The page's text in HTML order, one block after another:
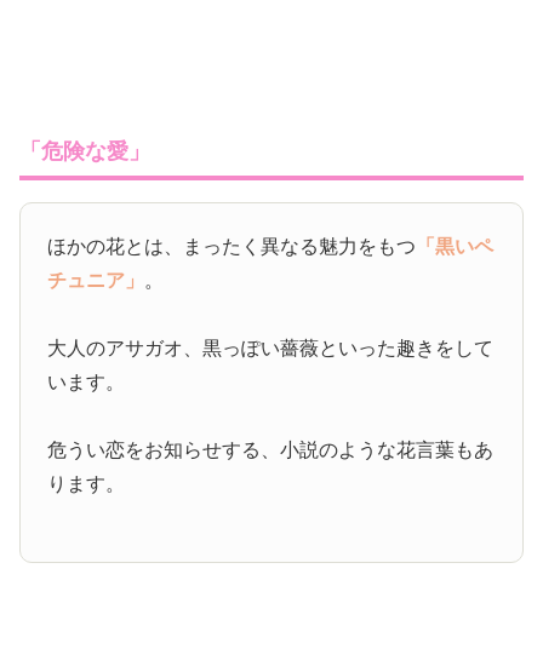
「危険な愛」
ほかの花とは、まったく異なる魅力をもつ 「黒いペ
チュニア」 。
大人のアサガオ、黒っぽい薔薇といった趣きをして
います。
危うい恋をお知らせする、小説のような花言葉もあ
ります。